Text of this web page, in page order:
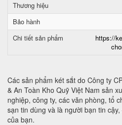
Thương hiệu
Bảo hành
Chi tiết sản phẩm
https://
Các sản phẩm két sắt do Công ty
& An Toàn Kho Quỹ Việt Nam sản
nghiệp, công ty, các văn phòng, tổ
sạn tin dùng và là người bạn tin
của bạn.